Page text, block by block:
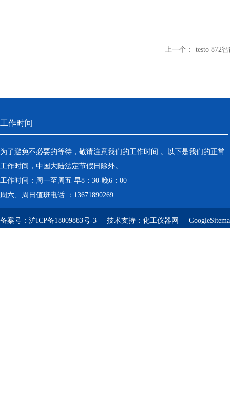
上一个： testo 872
工作时间
为了避免不必要的等待，敬请注意我们的工作时间 。以下是我们的正常
工作时间，中国大陆法定节假日除外。
工作时间：周一至周五 早8：30-晚6：00
周六、周日值班电话 ：13671890269
备案号： 沪ICP备18009883号-3 技术支持： 化工仪器网